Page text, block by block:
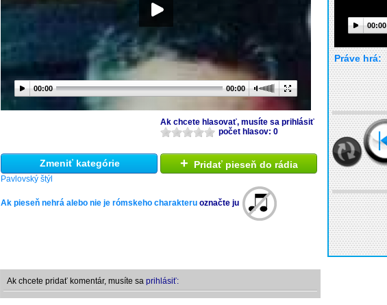
00:00 00:00
Ak chcete hlasovať, musíte sa prihlásiť
počet hlasov: 0
Zmeniť kategórie
Pavlovský štýl
+ Pridať pieseň do rádia
Ak pieseň nehrá alebo nie je rómskeho charakteru označte ju
Ak chcete pridať komentár, musíte sa prihlásiť:
00:00
Práve hrá: